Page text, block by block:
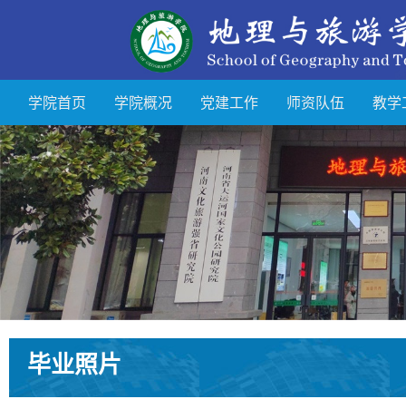
学院首页 学院概况 党建工作 师资队伍 教学
毕业照片